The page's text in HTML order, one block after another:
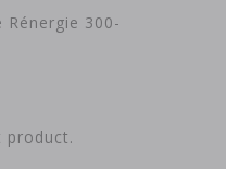
300-
product.